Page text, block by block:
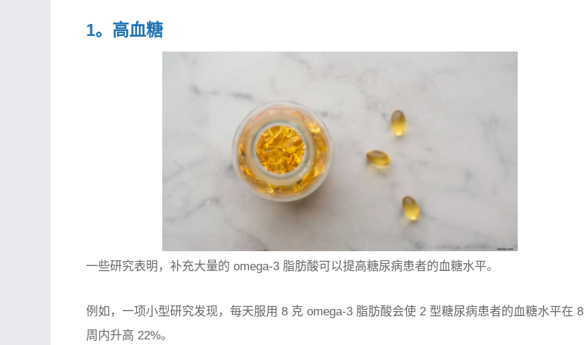
1。高血糖
一些研究表明，补充大量的 omega-3 脂肪酸可以提高糖尿病患者的血糖水平。
例如，一项小型研究发现，每天服用 8 克 omega-3 脂肪酸会使 2 型糖尿病患者的血糖水平在 8
周内升高 22%。